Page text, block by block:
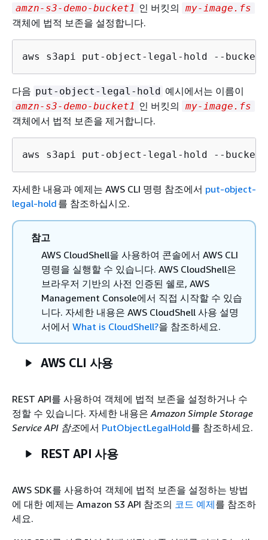
amzn-s3-demo-bucket1 인 버킷의 my-image.fs
객체에 법적 보존을 설정합니다.
aws s3api put-object-legal-hold --bucket
다음 put-object-legal-hold 예시에서는 이름이
amzn-s3-demo-bucket1 인 버킷의 my-image.fs
객체에서 법적 보존을 제거합니다.
aws s3api put-object-legal-hold --bucket
자세한 내용과 예제는 AWS CLI 명령 참조에서 put-object-
legal-hold 를 참조하십시오.
참고
AWS CloudShell을 사용하여 콘솔에서 AWS CLI
명령을 실행할 수 있습니다. AWS CloudShell은
브라우저 기반의 사전 인증된 쉘로, AWS
Management Console에서 직접 시작할 수 있습
니다. 자세한 내용은 AWS CloudShell 사용 설명
서에서 What is CloudShell?을 참조하세요.
AWS CLI 사용
REST API를 사용하여 객체에 법적 보존을 설정하거나 수
정할 수 있습니다. 자세한 내용은 Amazon Simple Storage
Service API 참조에서 PutObjectLegalHold를 참조하세요.
REST API 사용
AWS SDK를 사용하여 객체에 법적 보존을 설정하는 방법
에 대한 예제는 Amazon S3 API 참조의 코드 예제를 참조하
세요.